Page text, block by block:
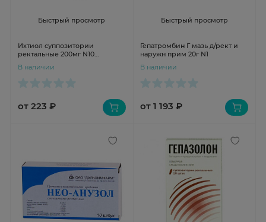
Быстрый просмотр
Ихтиол суппозитории
ректальные 200мг N10
В наличии
от 223 ₽
Быстрый просмотр
Гепатромбин Г мазь д/рект и
наружн прим 20г N1
В наличии
от 1 193 ₽